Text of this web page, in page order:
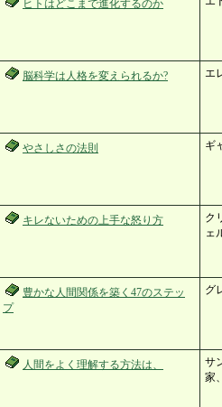
ヒトはどこまで進化するのか
脳科学は人格を変えられるか? エ
やさしさの法則 ギ
キレないための上手な怒り方
ク
ェ
豊かな人間関係を築く47のステッ
プ
グ
人間をよく理解する方法は、
サ
家